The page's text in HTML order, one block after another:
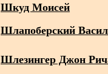
Шкуд Моисей
Шлапоберский
Шлезингер Джон